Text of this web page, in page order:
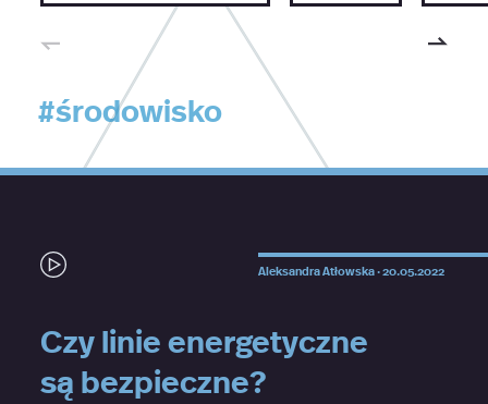
#środowisko
Aleksandra Atłowska ·20.05.2022
Czy linie energetyczne
są bezpieczne?